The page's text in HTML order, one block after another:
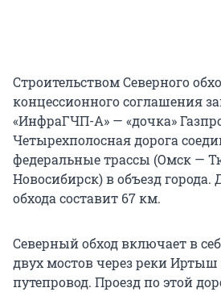
Строительством Северного
концессионного соглашения
«ИнфраГЧП-А» — «дочка»
Четырехполосная дорога
федеральные трассы (Омск —
Новосибирск) в объезд города.
обхода составит 67 км.
Северный обход включает в
двух мостов через реки Иртыш
путепровод. Проезд по этой